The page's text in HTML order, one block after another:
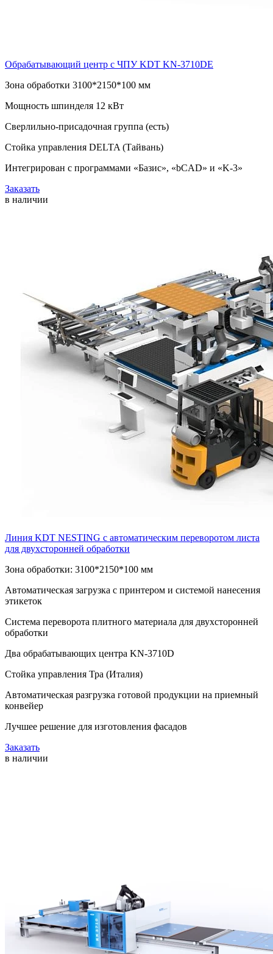
Обрабатывающий центр с ЧПУ KDT KN-3710DE
Зона обработки 3100*2150*100 мм
Мощность шпинделя 12 кВт
Сверлильно-присадочная группа (есть)
Стойка управления DELTA (Тайвань)
Интегрирован с программами «Базис», «bCAD» и «K-3»
Заказать
в наличии
Линия KDT NESTING с автоматическим переворотом листа
для двухсторонней обработки
Зона обработки: 3100*2150*100 мм
Автоматическая загрузка с принтером и системой нанесения
этикеток
Система переворота плитного материала для двухсторонней
обработки
Два обрабатывающих центра KN-3710D
Стойка управления Тра (Италия)
Автоматическая разгрузка готовой продукции на приемный
конвейер
Лучшее решение для изготовления фасадов
Заказать
в наличии